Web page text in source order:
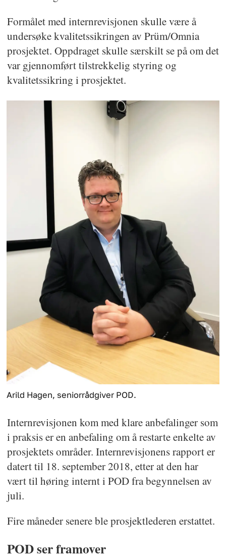
Formålet med internrevisjonen skulle være å
undersøke kvalitetssikringen av Prüm/Omnia
prosjektet. Oppdraget skulle særskilt se på om det
var gjennomført tilstrekkelig styring og
kvalitetssikring i prosjektet.
Arild Hagen, seniorrådgiver POD.
Internrevisjonen kom med klare anbefalinger som
i praksis er en anbefaling om å restarte enkelte av
prosjektets områder. Internrevisjonens rapport er
datert til 18. september 2018, etter at den har
vært til høring internt i POD fra begynnelsen av
juli.
Fire måneder senere ble prosjektlederen erstattet.
POD ser framover